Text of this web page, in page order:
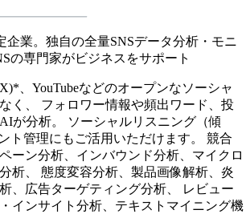
企業。独自の全量SNSデータ分析・モニ
の専門家がビジネスをサポート
、YouTubeなどのオープンなソーシャ
く、 フォロワー情報や頻出ワード、投
が分析。 ソーシャルリスニング（傾
ト管理にもご活用いただけます。 競合
ーン分析、インバウンド分析、マイクロ
析、 態度変容分析、製品画像解析、炎
、広告ターゲティング分析、 レビュー
インサイト分析、テキストマイニング機